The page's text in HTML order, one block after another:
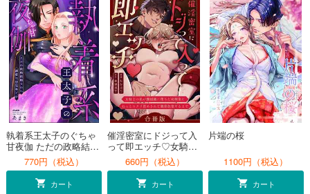
執着系王太子のぐちゃ
甘夜伽 ただの政略結婚
なのに溺愛は想定外で
す【かきおろし漫画
770円（税込）
カート
催淫密室にドジって入
って即エッチ♡女騎士
の私が闇組織に堕ちた
幼馴染にねっとりクリ
責めされて職務放棄す
るまで【合冊版】
660円（税込）
カート
片端の桜
1100円（税込）
カート